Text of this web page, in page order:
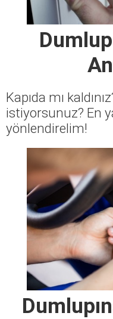
Kapıda mı
istiyorsunuz? En
yönlendirelim!